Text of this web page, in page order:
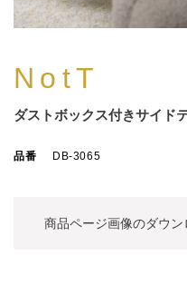
NotT
ダストボックス付きサイド
品番 DB-3065
商品ページ画像のダウン